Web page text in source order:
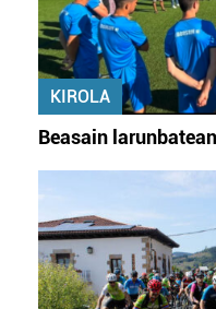
KIROLA
Beasain